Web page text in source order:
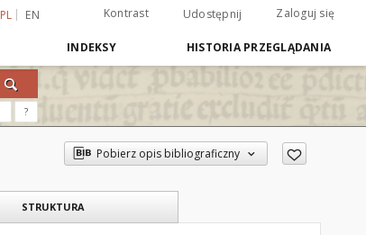
PL EN Kontrast Udostępnij Zaloguj się
INDEKSY HISTORIA PRZEGLĄDANIA
?
Pobierz opis bibliograficzny
STRUKTURA